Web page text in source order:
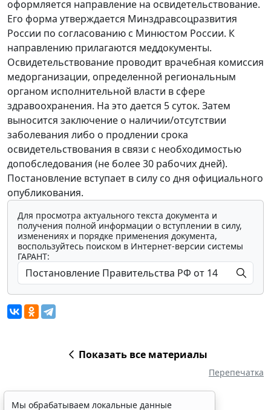
оформляется направление на освидетельствование.
Его форма утверждается Минздравсоцразвития
России по согласованию с Минюстом России. К
направлению прилагаются меддокументы.
Освидетельствование проводит врачебная комиссия
медорганизации, определенной региональным
органом исполнительной власти в сфере
здравоохранения. На это дается 5 суток. Затем
выносится заключение о наличии/отсутствии
заболевания либо о продлении срока
освидетельствования в связи с необходимостью
допобследования (не более 30 рабочих дней).
Постановление вступает в силу со дня официального
опубликования.
Для просмотра актуального текста документа и
получения полной информации о вступлении в силу,
изменениях и порядке применения документа,
воспользуйтесь поиском в Интернет-версии системы
ГАРАНТ:
Показать все материалы
Перепечатка
Мы обрабатываем локальные данные